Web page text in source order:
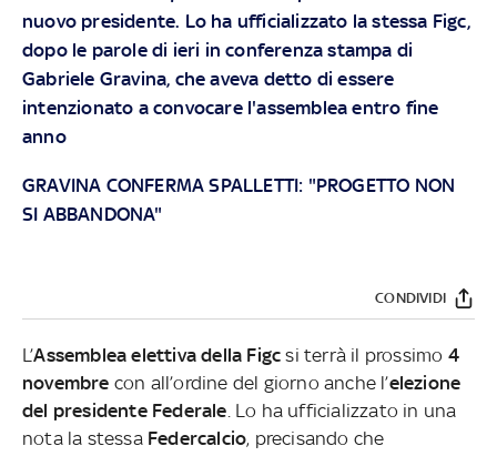
nuovo presidente. Lo ha ufficializzato la stessa Figc,
dopo le parole di ieri in conferenza stampa di
Gabriele Gravina, che aveva detto di essere
intenzionato a convocare l'assemblea entro fine
anno
GRAVINA CONFERMA SPALLETTI: "PROGETTO NON
SI ABBANDONA"
CONDIVIDI
L’Assemblea elettiva della Figc si terrà il prossimo 4
novembre con all’ordine del giorno anche l’elezione
del presidente Federale . Lo ha ufficializzato in una
nota la stessa Federcalcio, precisando che